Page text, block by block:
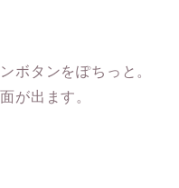
ボタンをぽちっと。
が出ます。